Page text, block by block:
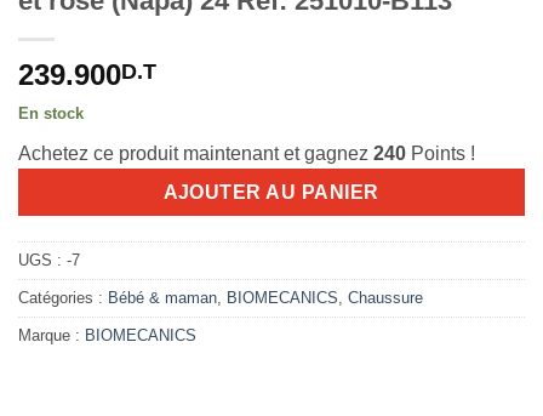
239.900D.T
En stock
Achetez ce produit maintenant et gagnez 240 Points !
AJOUTER AU PANIER
UGS : -7
Catégories : Bébé & maman, BIOMECANICS, Chaussure
Marque : BIOMECANICS